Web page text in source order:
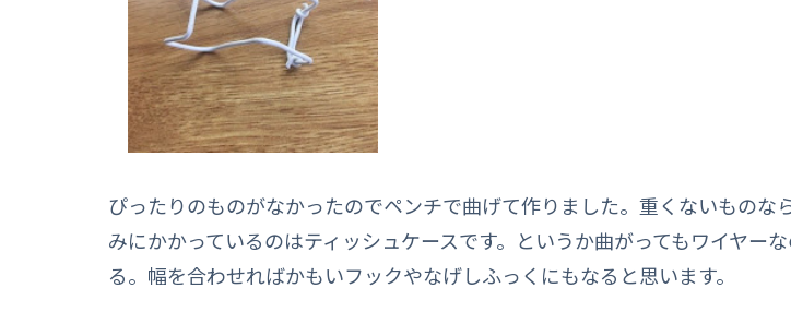
ぴったりのものがなかったのでペンチで曲げて作りました。重くないものな
みにかかっているのはティッシュケースです。というか曲がってもワイヤー
る。幅を合わせればかもいフックやなげしふっくにもなると思います。